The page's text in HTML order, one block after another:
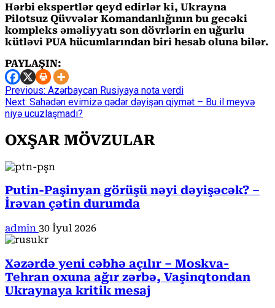
Hərbi ekspertlər qeyd edirlər ki, Ukrayna
Pilotsuz Qüvvələr Komandanlığının bu gecəki
kompleks əməliyyatı son dövrlərin en uğurlu
kütləvi PUA hücumlarından biri hesab oluna bilər.
PAYLAŞIN:
Continue
Reading
Previous: Azərbaycan Rusiyaya nota verdi
Next: Sahədən evimizə qədər dəyişən qiymət – Bu il meyvə
niyə ucuzlaşmadı?
OXŞAR MÖVZULAR
Putin-Paşinyan görüşü nəyi dəyişəcək? –
İrəvan çətin durumda
admin 30 İyul 2026
Xəzərdə yeni cəbhə açılır – Moskva-
Tehran oxuna ağır zərbə, Vaşinqtondan
Ukraynaya kritik mesaj